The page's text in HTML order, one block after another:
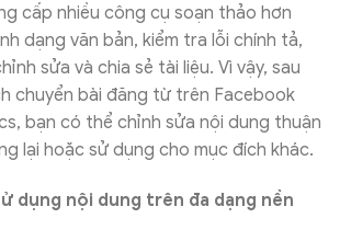
cấp nhiều công cụ soạn thảo hơn
dạng văn bản, kiểm tra lỗi chính tả,
sửa và chia sẻ tài liệu. Vì vậy, sau
chuyển bài đăng từ trên Facebook
bạn có thể chỉnh sửa nội dung thuận
lại hoặc sử dụng cho mục đích khác.
dụng nội dung trên đa dạng nền